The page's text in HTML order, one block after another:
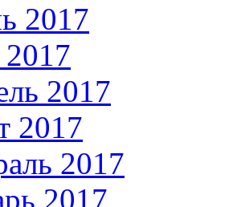
2017
2017
2017
2017
2017